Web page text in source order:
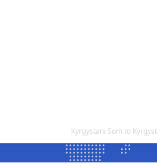
Kyrgystani Som to